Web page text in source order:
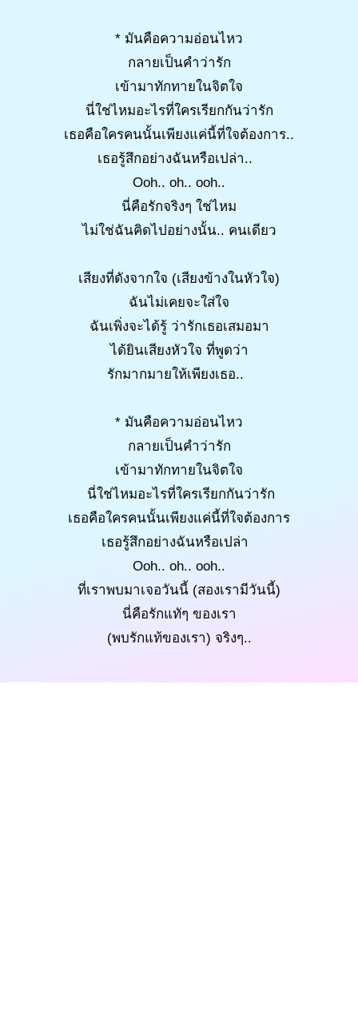
* มันคือความอ่อนไหว
กลายเป็นคำว่ารัก
เข้ามาทักทายในจิตใจ
นี่ใช่ไหมอะไรที่ใครเรียกกันว่ารัก
เธอคือใครคนนั้นเพียงแค่นี้ที่ใจต้องการ..
เธอรู้สึกอย่างฉันหรือเปล่า..
Ooh.. oh.. ooh..
นี่คือรักจริงๆ ใช่ไหม
ไม่ใช่ฉันคิดไปอย่างนั้น.. คนเดียว
เสียงที่ดังจากใจ (เสียงข้างในหัวใจ)
ฉันไม่เคยจะใส่ใจ
ฉันเพิ่งจะได้รู้ ว่ารักเธอเสมอมา
ได้ยินเสียงหัวใจ ที่พูดว่า
รักมากมายให้เพียงเธอ..
* มันคือความอ่อนไหว
กลายเป็นคำว่ารัก
เข้ามาทักทายในจิตใจ
นี่ใช่ไหมอะไรที่ใครเรียกกันว่ารัก
เธอคือใครคนนั้นเพียงแค่นี้ที่ใจต้องการ
เธอรู้สึกอย่างฉันหรือเปล่า
Ooh.. oh.. ooh..
ที่เราพบมาเจอวันนี้ (สองเรามีวันนี้)
นี่คือรักแทัๆ ของเรา
(พบรักแท้ของเรา) จริงๆ..